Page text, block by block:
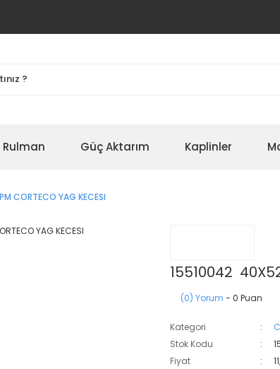
Rulman Güç Aktarım Kaplinler
CORTECO YAG KECESI
15510042
(0) Yorum - 0 Puan
Kategori
Stok Kodu
Fiyat